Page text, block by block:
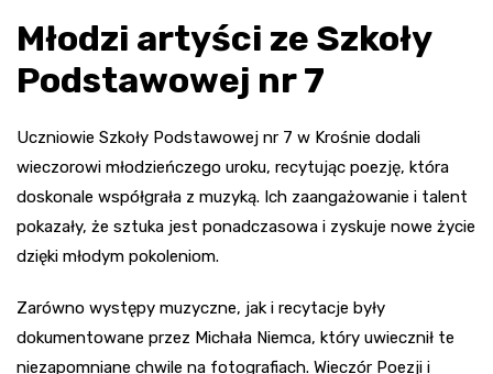
Młodzi artyści ze Szkoły
Podstawowej nr 7
Uczniowie Szkoły Podstawowej nr 7 w Krośnie dodali
wieczorowi młodzieńczego uroku, recytując poezję, która
doskonale współgrała z muzyką. Ich zaangażowanie i talent
pokazały, że sztuka jest ponadczasowa i zyskuje nowe życie
dzięki młodym pokoleniom.
Zarówno występy muzyczne, jak i recytacje były
dokumentowane przez Michała Niemca, który uwiecznił te
niezapomniane chwile na fotografiach. Wieczór Poezji i